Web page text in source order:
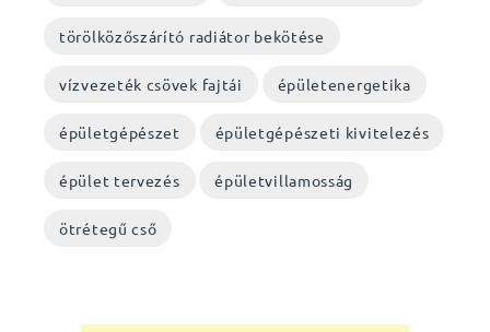
törölközőszárító radiátor bekötése
vízvezeték csövek fajtái épületenergetika
épületgépészet épületgépészeti kivitelezés
épület tervezés épületvillamosság
ötrétegű cső